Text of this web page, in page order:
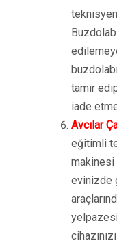
tamir
iade
Avcılar
eğitimli
makinesi
evinizde